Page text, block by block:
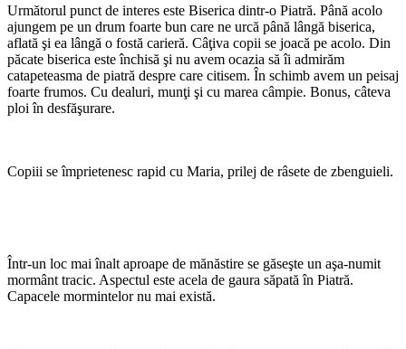
Următorul punct de interes este Biserica dintr-o Piatră. Până acolo
ajungem pe un drum foarte bun care ne urcă până lângă biserica,
aflată şi ea lângă o fostă carieră. Câţiva copii se joacă pe acolo. Din
păcate biserica este închisă şi nu avem ocazia să îi admirăm
catapeteasma de piatră despre care citisem. În schimb avem un peisaj
foarte frumos. Cu dealuri, munţi şi cu marea câmpie. Bonus, câteva
ploi în desfăşurare.
Copiii se împrietenesc rapid cu Maria, prilej de râsete de zbenguieli.
Într-un loc mai înalt aproape de mănăstire se găseşte un aşa-numit
mormânt tracic. Aspectul este acela de gaura săpată în Piatră.
Capacele mormintelor nu mai există.